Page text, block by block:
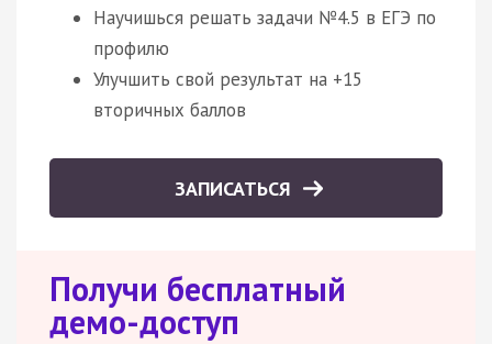
Научишься решать задачи №4.5 в ЕГЭ по
профилю
Улучшить свой результат на +15
вторичных баллов
ЗАПИСАТЬСЯ
Получи бесплатный
демо-доступ